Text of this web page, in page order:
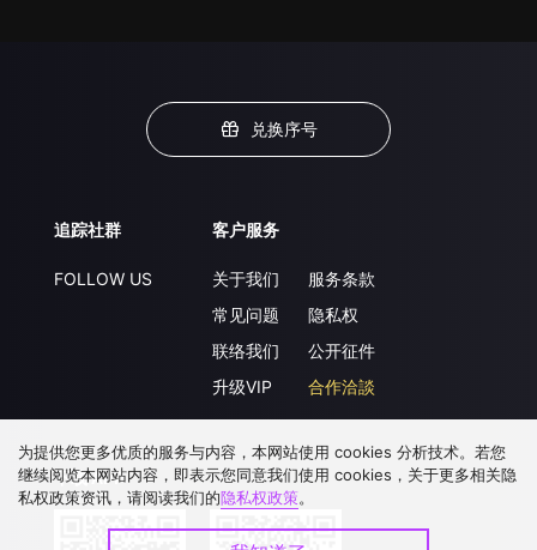
兑换序号
追踪社群
FOLLOW US
客户服务
关于我们
常见问题
联络我们
升级VIP
服务条款
隐私权
公开征件
合作洽談
下载 APP
为提供您更多优质的服务与内容，本网站使用 cookies 分析技术。若您
继续阅览本网站内容，即表示您同意我们使用 cookies，关于更多相关隐
私权政策资讯，请阅读我们的隐私权政策。